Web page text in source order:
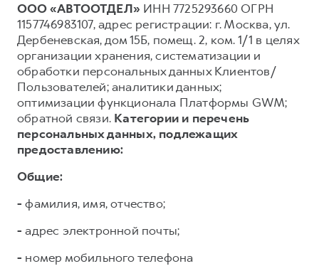
ООО «АВТООТДЕЛ» ИНН 7725293660 ОГРН
1157746983107, адрес регистрации: г. Москва, ул.
Дербеневская, дом 15Б, помещ. 2, ком. 1/1 в целях
организации хранения, систематизации и
обработки персональных данных Клиентов/
Пользователей; аналитики данных;
оптимизации функционала Платформы GWM;
обратной связи. Категории и перечень
персональных данных, подлежащих
предоставлению:
Общие:
- фамилия, имя, отчество;
- адрес электронной почты;
- номер мобильного телефона